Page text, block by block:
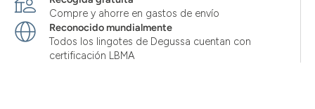
Compre y ahorre en gastos de envío
Reconocido mundialmente
Todos los lingotes de Degussa cuentan con
certificación LBMA